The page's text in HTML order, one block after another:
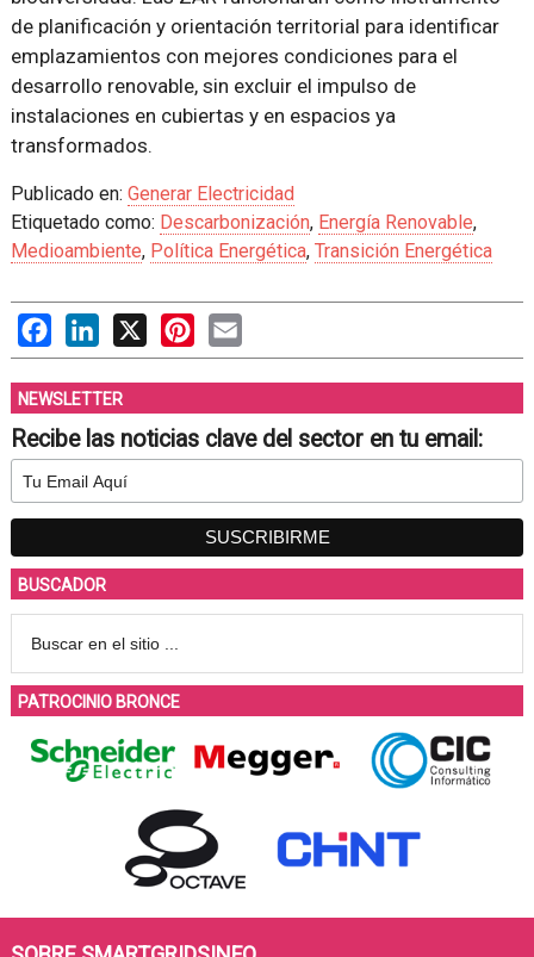
de planificación y orientación territorial para identificar
emplazamientos con mejores condiciones para el
desarrollo renovable, sin excluir el impulso de
instalaciones en cubiertas y en espacios ya
transformados.
Publicado en: Generar Electricidad
Etiquetado como: Descarbonización, Energía Renovable,
Medioambiente, Política Energética, Transición Energética
FacebookLinkedIn Pinterest
NEWSLETTER
Recibe las noticias clave del sector en tu email:
BUSCADOR
PATROCINIO BRONCE